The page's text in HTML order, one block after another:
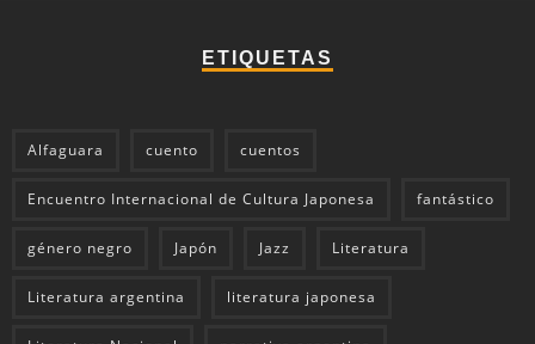
ETIQUETAS
Alfaguara cuento cuentos
Encuentro Internacional de Cultura Japonesa fantástico
género negro Japón Jazz Literatura
Literatura argentina literatura japonesa